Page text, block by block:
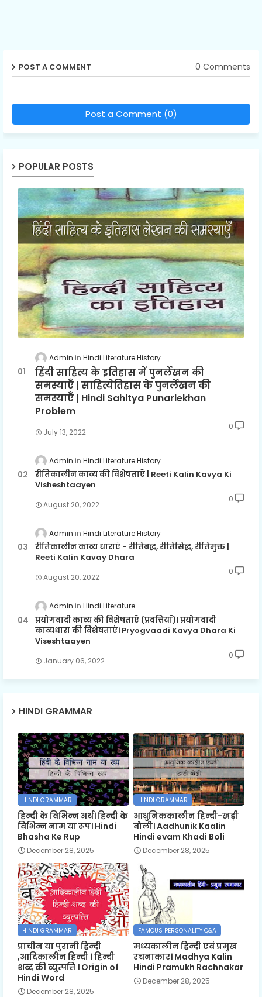
POST A COMMENT 0 Comments
Post a Comment (0)
POPULAR POSTS
Admin Hindi Literature History
हिंदी साहित्य के इतिहास में पुनर्लेखन की
समस्याएँ | साहित्येतिहास के पुनर्लेखन की
समस्याएँ | Hindi Sahitya Punarlekhan
Problem
July 13, 2022
0
Admin Hindi Literature History
रीतिकालीन काव्य की विशेषताएँ | Reeti Kalin Kavya Ki
Visheshtaayen
August 20, 2022
0
Admin Hindi Literature History
रीतिकालीन काव्य धाराएँ - रीतिबद्ध, रीतिसिद्ध, रीतिमुक्त |
Reeti Kalin Kavay Dhara
August 20, 2022
0
Admin Hindi Literature
प्रयोगवादी काव्य की विशेषताएँ (प्रवत्तियाँ)। प्रयोगवादी
काव्यधारा की विशेषताएं। Pryogvaadi Kavya Dhara Ki
Viseshtaayen
January 06, 2022
0
HINDI GRAMMAR
HINDI GRAMMAR
हिन्दी के विभिन्न अर्थ। हिन्दी के
विभिन्न नाम या रूप। Hindi
Bhasha Ke Rup
December 28, 2025
HINDI GRAMMAR
आधुनिककालीन हिन्दी-खड़ी
बोली। Aadhunik Kaalin
Hindi evam Khadi Boli
December 28, 2025
HINDI GRAMMAR
प्राचीन या पुरानी हिन्दी
,आदिकालीन हिन्दी । हिन्दी
शब्द की व्युत्पत्ति । Origin of
Hindi Word
December 28, 2025
FAMOUS PERSONALITY Q&A
मध्यकालीन हिन्दी एवं प्रमुख
रचनाकार। Madhya Kalin
Hindi Pramukh Rachnakar
December 28, 2025